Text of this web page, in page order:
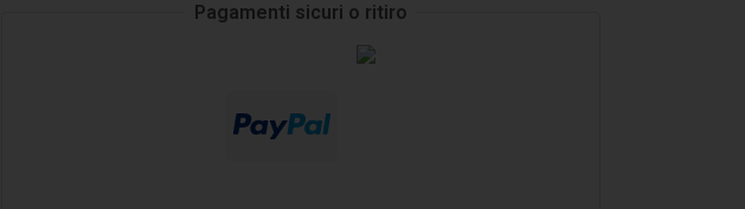
Pagamenti sicuri o ritiro